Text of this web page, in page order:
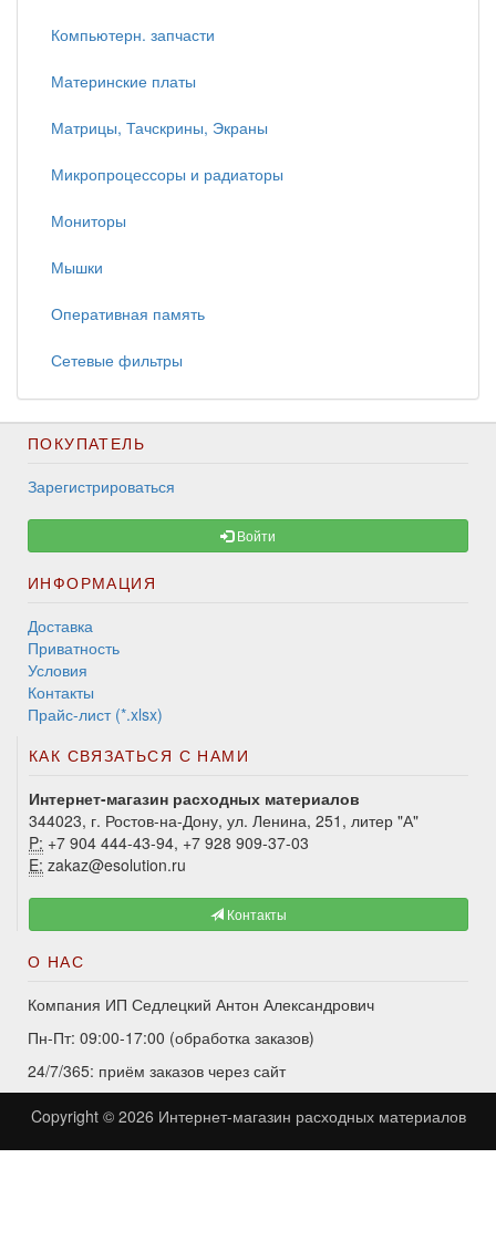
Компьютерн. запчасти
Материнские платы
Матрицы, Тачскрины, Экраны
Микропроцессоры и радиаторы
Мониторы
Мышки
Оперативная память
Сетевые фильтры
ПОКУПАТЕЛЬ
Зарегистрироваться
Войти
ИНФОРМАЦИЯ
Доставка
Приватность
Условия
Контакты
Прайс-лист (*.xlsx)
КАК СВЯЗАТЬСЯ С НАМИ
Интернет-магазин расходных материалов
344023, г. Ростов-на-Дону, ул. Ленина, 251, литер "А"
P: +7 904 444-43-94, +7 928 909-37-03
E: zakaz@esolution.ru
Контакты
О НАС
Компания ИП Седлецкий Антон Александрович
Пн-Пт: 09:00-17:00 (обработка заказов)
24/7/365: приём заказов через сайт
Copyright © 2026 Интернет-магазин расходных материалов